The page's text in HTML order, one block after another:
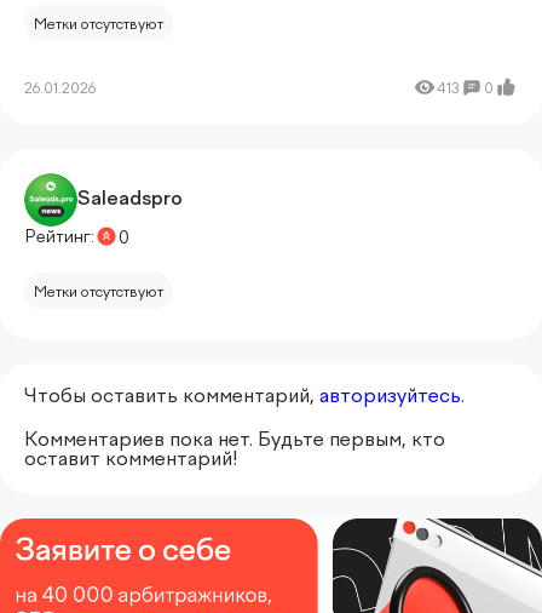
Метки отсутствуют
26.01.2026 413 0
Saleadspro
Рейтинг: 0
Метки отсутствуют
Чтобы оставить комментарий, авторизуйтесь.
Комментариев пока нет. Будьте первым, кто
оставит комментарий!